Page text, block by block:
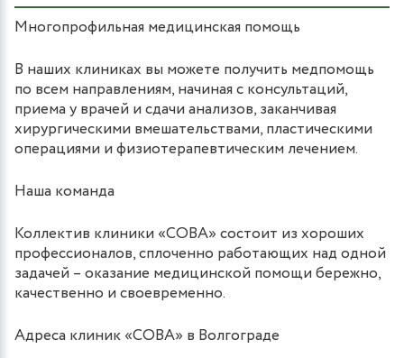
Многопрофильная медицинская помощь
В наших клиниках вы можете получить медпомощь
по всем направлениям, начиная с консультаций,
приема у врачей и сдачи анализов, заканчивая
хирургическими вмешательствами, пластическими
операциями и физиотерапевтическим лечением.
Наша команда
Коллектив клиники «СОВА» состоит из хороших
профессионалов, сплоченно работающих над одной
задачей – оказание медицинской помощи бережно,
качественно и своевременно.
Адреса клиник «СОВА» в Волгограде